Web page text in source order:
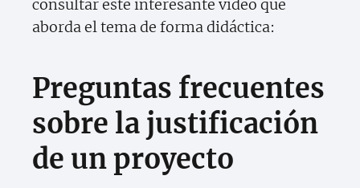
consultar este interesante video que
aborda el tema de forma didáctica:
Preguntas frecuentes
sobre la justificación
de un proyecto